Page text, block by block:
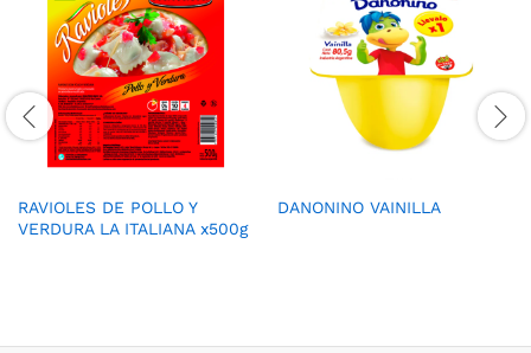
RAVIOLES DE POLLO Y
VERDURA LA ITALIANA x500g
DANONINO VAINILLA